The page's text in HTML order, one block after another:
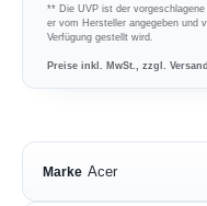
** Die UVP ist der
er vom Hersteller angegeben und
Verfügung gestellt wird.
Preise inkl. MwSt., zzgl.
Marke Acer